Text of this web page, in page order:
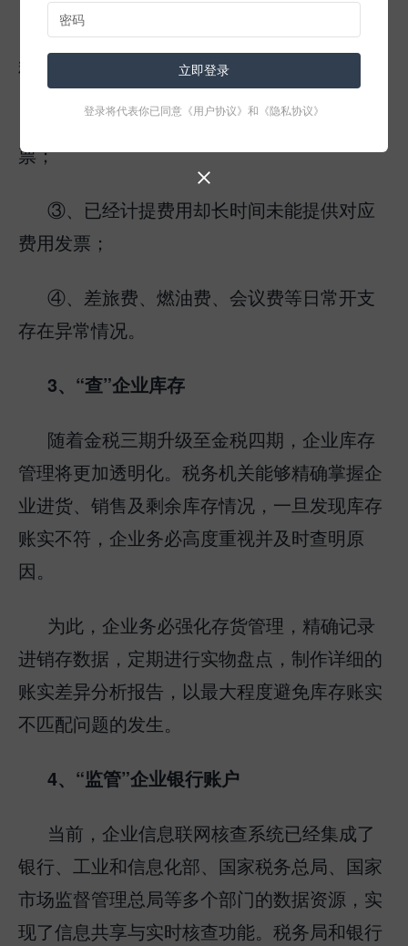
①、长期采用暂估入库方式记录购进原材
料或商品；
②、为节省成本而放弃索取全部购货发
票；
③、已经计提费用却长时间未能提供对应
费用发票；
④、差旅费、燃油费、会议费等日常开支
存在异常情况。
3、“查”企业库存
随着金税三期升级至金税四期，企业库存
管理将更加透明化。税务机关能够精确掌握企
业进货、销售及剩余库存情况，一旦发现库存
账实不符，企业务必高度重视并及时查明原
因。
为此，企业务必强化存货管理，精确记录
进销存数据，定期进行实物盘点，制作详细的
账实差异分析报告，以最大程度避免库存账实
不匹配问题的发生。
4、“监管”企业银行账户
当前，企业信息联网核查系统已经集成了
银行、工业和信息化部、国家税务总局、国家
市场监督管理总局等多个部门的数据资源，实
现了信息共享与实时核查功能。税务局和银行
立即登录
登录将代表你已同意 《用户协议》 和 《隐私协议》
